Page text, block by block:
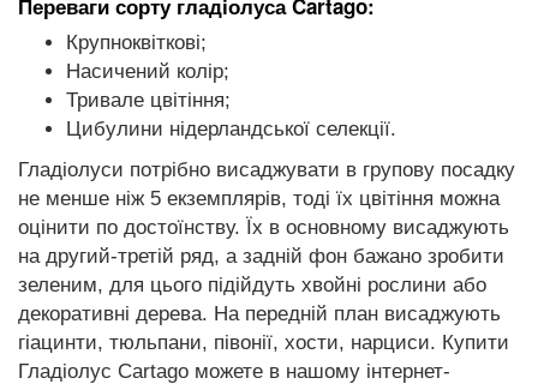
Переваги сорту гладіолуса Cartago:
Крупноквіткові;
Насичений колір;
Тривале цвітіння;
Цибулини нідерландської селекції.
Гладіолуси потрібно висаджувати в групову посадку
не менше ніж 5 екземплярів, тоді їх цвітіння можна
оцінити по достоїнству. Їх в основному висаджують
на другий-третій ряд, а задній фон бажано зробити
зеленим, для цього підійдуть хвойні рослини або
декоративні дерева. На передній план висаджують
гіацинти, тюльпани, півонії, хости, нарциси. Купити
Гладіолус Cartago можете в нашому інтернет-